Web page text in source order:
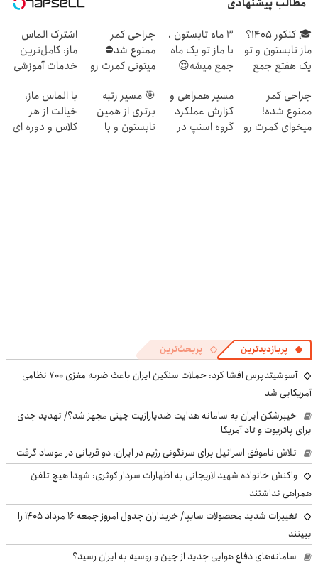
🎓 کنکور ۱۴۰5؟
ماز تابستون و تو
یک هفتع جمع
3 ماه تابستون ،
با ماز تو یک ماه
جمع میشه😍
جراحی کمر
ممنوع شد⛔
میتونی کمرت رو
کنی! 👈🏻
پرسش‌نامه
اشترک الماس
ماز: کامل‌ترین
خدمات آموزشی
جراحی کمر
ممنوع شده!
میخوای کمرت رو
مسیر همراهی و
گزارش عملکرد
گروه اسنپ در
🎯 مسیر رتبه
برتری از همین
تابستون و با
با الماس ماز،
خیالت از هر
کلاس و دوره ای
پربازدیدترین پربحث‌ترین
آسوشیتدپرس افشا کرد: حملات سنگین ایران باعث ضربه مغزی ۷۰۰ نظامی
آمریکایی شد
خیبرشکن ایران به سامانه هدایت ضدپارازیت چینی مجهز شد؟/ تهدید جدی
برای پاتریوت و تاد آمریکا
تلاش ناموفق اسرائیل برای سرنگونی رژیم در ایران، دو قربانی در موساد گرفت
واکنش خانواده شهید لاریجانی به اظهارات سردار کوثری: شهدا هیچ تلفن
همراهی نداشتند
تغییرات شدید محصولات سایپا/ خریداران جدول امروز جمعه ۱۶ مرداد ۱۴۰۵ را
ببینند
سامانه‌های دفاع هوایی جدید از چین و روسیه به ایران رسید؟